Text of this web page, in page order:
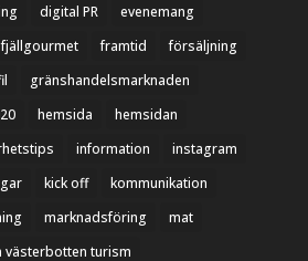
digital PR
evenemang
fjällgourmet framtid
försäljning
gränshandelsmarknaden
hemsida
hemsidan
information
instagram
kick off
kommunikation
marknadsföring
mat
västerbotten turism